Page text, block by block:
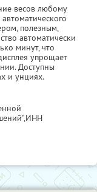
весов любому
полезным,
автоматически
минут, что
упрощает
Доступны
и унциях.
ИНН